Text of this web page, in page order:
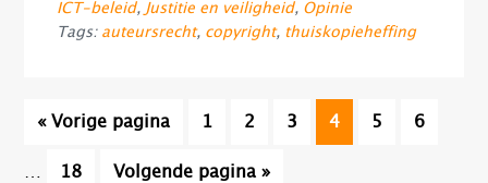
ICT-beleid, Justitie en veiligheid, Opinie
Tags: auteursrecht, copyright, thuiskopieheffing
« Ga
Vorige pagina Pagina
1 Pagina
2 Pagina
3 Pagina
4 Pagina
5 Pagina
6
… Pagina
18
Ga
Volgende pagina »